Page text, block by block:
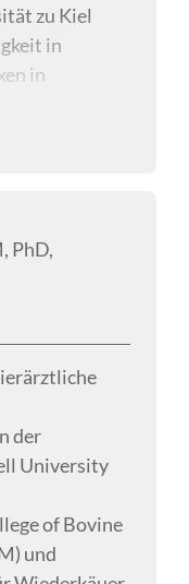
zu Kiel
in
in
Bereich
GmbH
PhD,
der
University
of Bovine
und